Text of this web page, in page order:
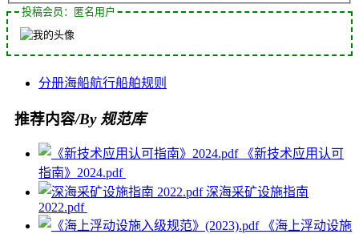
投稿会员：匿名用户
分册海船航行船舶规则
推荐内容/By 规范库
《新技术应用认可
指南》2024.pdf
深海采矿设施指南
2022.pdf
《海上浮动设施